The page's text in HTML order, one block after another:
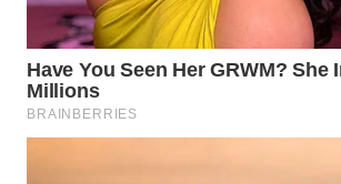
NATUNA
WN
BINTAN